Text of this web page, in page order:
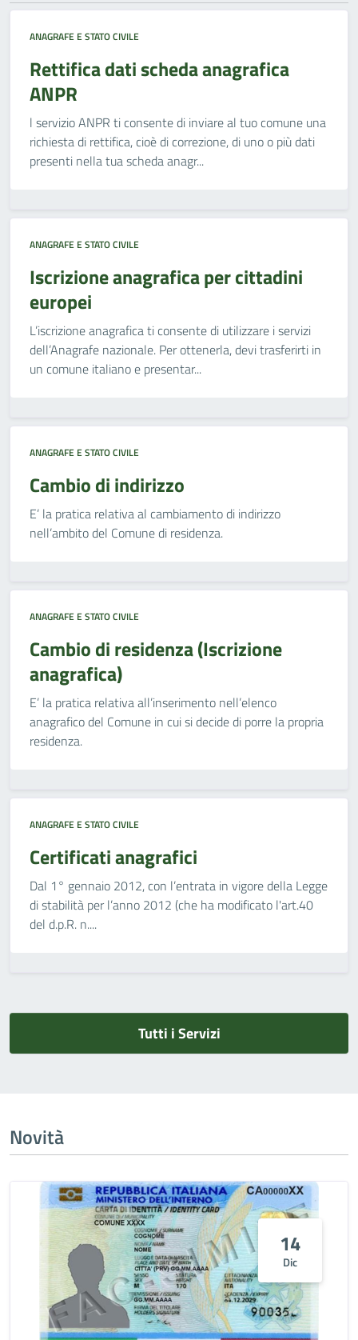
ANAGRAFE E STATO CIVILE
Rettifica dati scheda anagrafica
ANPR
l servizio ANPR ti consente di inviare al tuo comune una
richiesta di rettifica, cioè di correzione, di uno o più dati
presenti nella tua scheda anagr...
ANAGRAFE E STATO CIVILE
Iscrizione anagrafica per cittadini
europei
L’iscrizione anagrafica ti consente di utilizzare i servizi
dell’Anagrafe nazionale. Per ottenerla, devi trasferirti in
un comune italiano e presentar...
ANAGRAFE E STATO CIVILE
Cambio di indirizzo
E’ la pratica relativa al cambiamento di indirizzo
nell’ambito del Comune di residenza.
ANAGRAFE E STATO CIVILE
Cambio di residenza (Iscrizione
anagrafica)
E’ la pratica relativa all’inserimento nell’elenco
anagrafico del Comune in cui si decide di porre la propria
residenza.
ANAGRAFE E STATO CIVILE
Certificati anagrafici
Dal 1° gennaio 2012, con l’entrata in vigore della Legge
di stabilità per l’anno 2012 (che ha modificato l'art.40
del d.p.R. n....
Tutti i Servizi
Novità
14
Dic